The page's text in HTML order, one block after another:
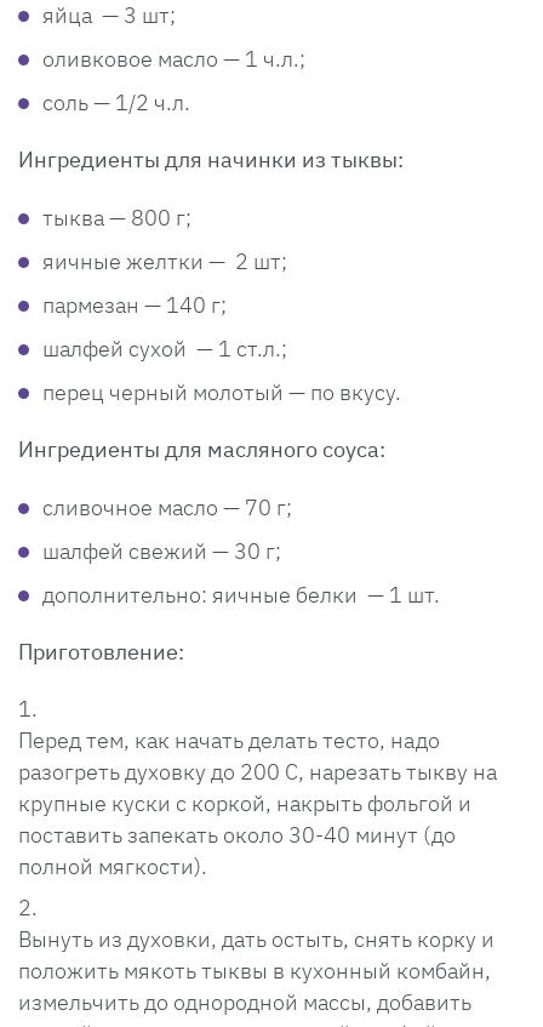
яйца — 3 шт;
оливковое масло — 1 ч.л.;
соль — 1/2 ч.л.
Ингредиенты для начинки из тыквы:
тыква — 800 г;
яичные желтки — 2 шт;
пармезан — 140 г;
шалфей сухой — 1 ст.л.;
перец черный молотый — по вкусу.
Ингредиенты для масляного соуса:
сливочное масло — 70 г;
шалфей свежий — 30 г;
дополнительно: яичные белки — 1 шт.
Приготовление:
Перед тем, как начать делать тесто, надо
разогреть духовку до 200 С, нарезать тыкву на
крупные куски с коркой, накрыть фольгой и
поставить запекать около 30-40 минут (до
полной мягкости).
Вынуть из духовки, дать остыть, снять корку и
положить мякоть тыквы в кухонный комбайн,
измельчить до однородной массы, добавить